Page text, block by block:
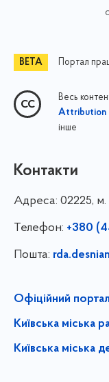
Портал
Весь
Attribution
інше
Контакти
Адреса: 02225,
Телефон: +380
Пошта:
Офіційний
Київська міська
Київська міська